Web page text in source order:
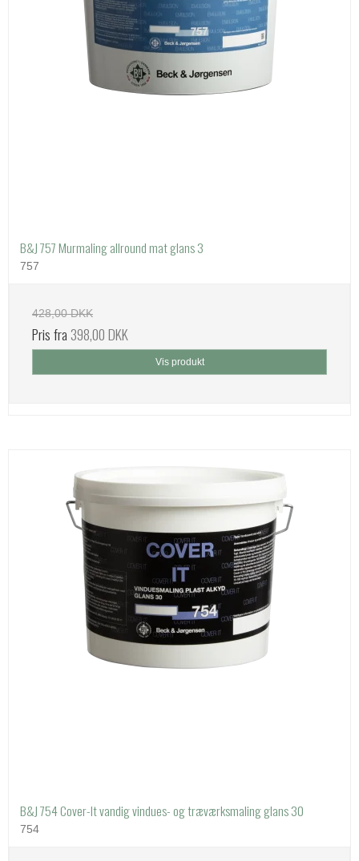
B&J 757 Murmaling allround mat glans 3
757
428,00 DKK
Pris fra 398,00 DKK
Vis produkt
B&J 754 Cover-It vandig vindues- og træværksmaling glans 30
754